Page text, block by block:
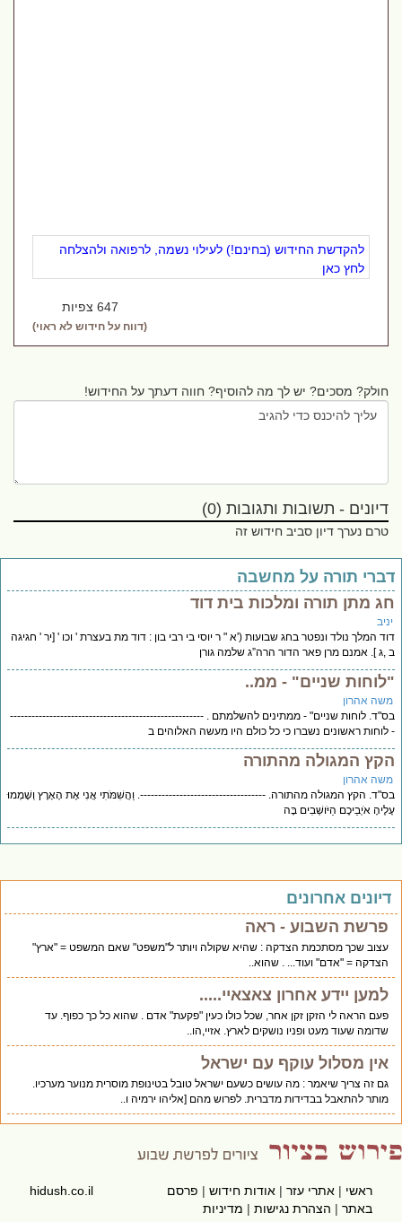
להקדשת החידוש (בחינם!) לעילוי נשמה, לרפואה ולהצלחה
לחץ כאן
647 צפיות
(דווח על חידוש לא ראוי)
חולק? מסכים? יש לך מה להוסיף? חווה דעתך על החידוש!
דיונים - תשובות ותגובות (0)
טרם נערך דיון סביב חידוש זה
תורה על מחשבה
מתן תורה ומלכות בית דוד
המלך נולד ונפטר בחג שבועות ('א " ר יוסי בי רבי בון : דוד מת בעצרת ' וכו ' [יר ' חגיגה
,ג ]. אמנם מרן פאר הדור הרה”ג שלמה גורן
שניים" - ממ..
אהרון
לוחות שניים" - ממתינים להשלמתם . ------------------------------------------------------
ראשונים נשברו כי כל כולם היו מעשה האלוהים ב
המגולה מהתורה
אהרון
הקץ המגולה מהתורה. -----------------------------------. וַהֲשִׁמֹּתִי אֲנִי אֶת הָאָרֶץ וְשָׁמְמוּ
אֹיְבֵיכֶם הַיֹּושְׁבִים בָּה
אחרונים
פרשת השבוע - ראה
עצוב שכך מסתכמת הצדקה : שהיא שקולה ויותר ל"משפט" שאם המשפט = "ארץ"
הצדקה = "אדם" ועוד... . שהוא..
למען יידע אחרון צאצאיי.....
פעם הראה לי הזקן זקן אחר, שכל כולו כעין "פקעת" אדם . שהוא כל כך כפוף. עד
שדומה שעוד מעט ופניו נושקים לארץ. אזיי,הו..
אין מסלול עוקף עם ישראל
גם זה צריך שיאמר : מה עושים כשעם ישראל טובל בטינופת מוסרית מנוער מערכיו.
מותר להתאבל בבדידות מדברית. לפרוש מהם [אליהו ירמיה ו..
ראשי|אתרי עזר|אודות חידוש|פרסם
באתר|הצהרת נגישות|מדיניות
hidush.co.il